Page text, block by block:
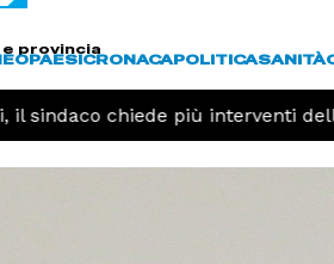
provincia
PAESICRONACAPOLITICASANITÀ
sindaco chiede più interventi